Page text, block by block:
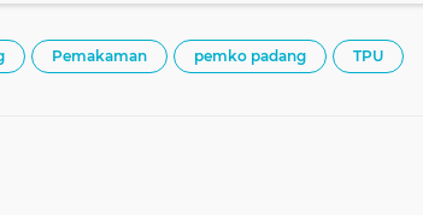
Pemakaman pemko padang TPU